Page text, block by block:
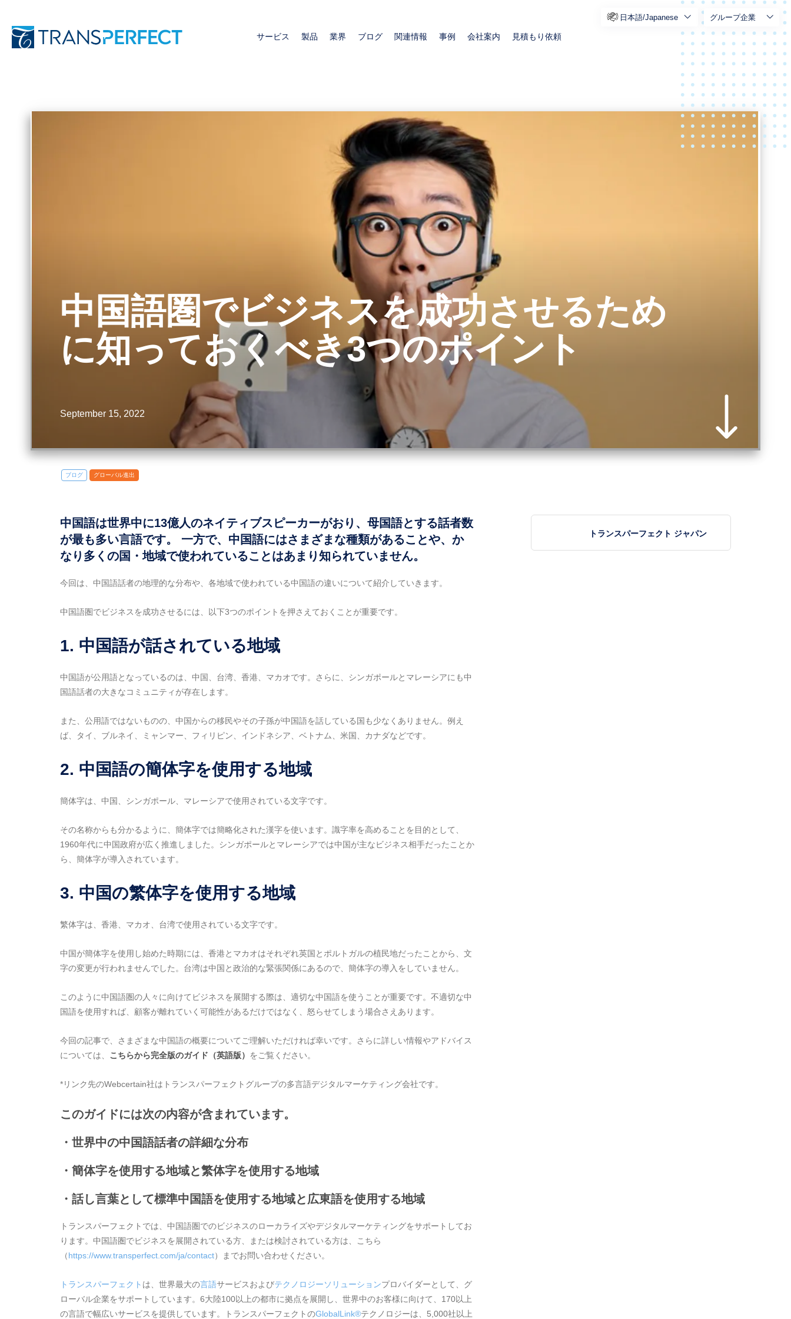
ン
ツ
に
移
動
サービス 製品 業界 ブログ 関連情報 事例 会社案内 見積もり依頼
日本語/Japanese グループ企業
中国語圏でビジネスを成功させるため
に知っておくべき3つのポイント
September 15, 2022
ブログ グローバル進出
中国語は世界中に13億人のネイティブスピーカーがおり、母国語とする話者数
が最も多い言語です。 一方で、中国語にはさまざまな種類があることや、か
なり多くの国・地域で使われていることはあまり知られていません。
今回は、中国語話者の地理的な分布や、各地域で使われている中国語の違いについて紹介していきます。
中国語圏でビジネスを成功させるには、以下3つのポイントを押さえておくことが重要です。
1. 中国語が話されている地域
中国語が公用語となっているのは、中国、台湾、香港、マカオです。さらに、シンガポールとマレーシアにも中
国語話者の大きなコミュニティが存在します。
また、公用語ではないものの、中国からの移民やその子孫が中国語を話している国も少なくありません。例え
ば、タイ、ブルネイ、ミャンマー、フィリピン、インドネシア、ベトナム、米国、カナダなどです。
2. 中国語の簡体字を使用する地域
簡体字は、中国、シンガポール、マレーシアで使用されている文字です。
その名称からも分かるように、簡体字では簡略化された漢字を使います。識字率を高めることを目的として、
1960年代に中国政府が広く推進しました。シンガポールとマレーシアでは中国が主なビジネス相手だったことか
ら、簡体字が導入されています。
3. 中国の繁体字を使用する地域
繁体字は、香港、マカオ、台湾で使用されている文字です。
中国が簡体字を使用し始めた時期には、香港とマカオはそれぞれ英国とポルトガルの植民地だったことから、文
字の変更が行われませんでした。台湾は中国と政治的な緊張関係にあるので、簡体字の導入をしていません。
このように中国語圏の人々に向けてビジネスを展開する際は、適切な中国語を使うことが重要です。不適切な中
国語を使用すれば、顧客が離れていく可能性があるだけではなく、怒らせてしまう場合さえあります。
今回の記事で、さまざまな中国語の概要についてご理解いただければ幸いです。さらに詳しい情報やアドバイス
については、 こちらから完全版のガイド（英語版） をご覧ください。
*リンク先のWebcertain社はトランスパーフェクトグループの多言語デジタルマーケティング会社です。
このガイドには次の内容が含まれています。
・世界中の中国語話者の詳細な分布
・簡体字を使用する地域と繁体字を使用する地域
・話し言葉として標準中国語を使用する地域と広東語を使用する地域
トランスパーフェクトでは、中国語圏でのビジネスのローカライズやデジタルマーケティングをサポートしてお
ります。中国語圏でビジネスを展開されている方、または検討されている方は、こちら
（https://www.transperfect.com/ja/contact）までお問い合わせください。
トランスパーフェクト は、世界最大の言語サービスおよびテクノロジーソリューションプロバイダーとして、グ
ローバル企業をサポートしています。6大陸100以上の都市に拠点を展開し、世界中のお客様に向けて、170以上
の言語で幅広いサービスを提供しています。トランスパーフェクトのGlobalLink®テクノロジーは、5,000社以上
トランスパーフェクト ジャパン